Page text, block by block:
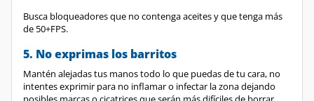
Busca bloqueadores que no contenga aceites y que tenga más
de 50+FPS.
5. No exprimas los barritos
Mantén alejadas tus manos todo lo que puedas de tu cara, no
intentes exprimir para no inflamar o infectar la zona dejando